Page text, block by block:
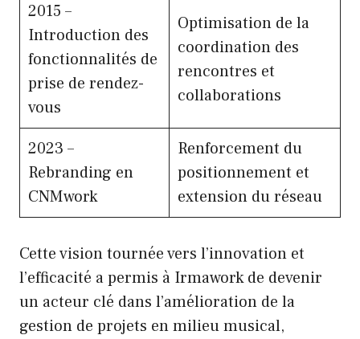
2015 –
Introduction des
fonctionnalités de
prise de rendez-
vous
Optimisation de la
coordination des
rencontres et
collaborations
2023 –
Rebranding en
CNMwork
Renforcement du
positionnement et
extension du réseau
Cette vision tournée vers l’innovation et
l’efficacité a permis à Irmawork de devenir
un acteur clé dans l’amélioration de la
gestion de projets en milieu musical,